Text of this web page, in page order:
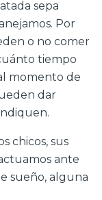
sepa
Por
o no comer
tiempo
momento de
dar
chicos, sus
ante
sueño, alguna